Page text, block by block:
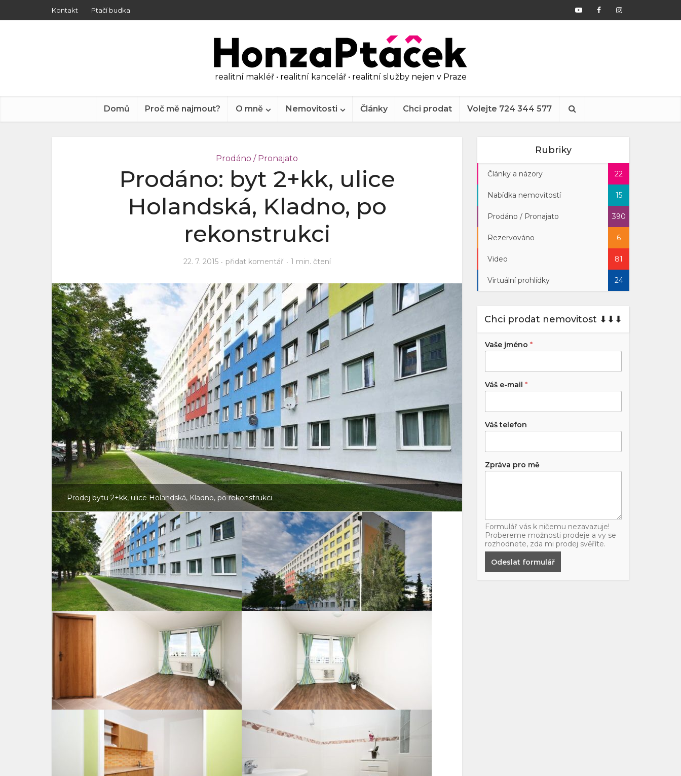
Kontakt Ptačí budka
realitní makléř • realitní kancelář • realitní služby nejen v Praze
Domů Proč mě najmout? O mně Nemovitosti Články Chci prodat Volejte 724 344 577
Prodáno / Pronajato
Prodáno: byt 2+kk, ulice
Holandská, Kladno, po
rekonstrukci
22. 7. 2015 přidat komentář 1 min. čtení
Prodej bytu 2+kk, ulice Holandská, Kladno, po rekonstrukci
Rubriky
Články a názory 22
Nabídka nemovitostí 15
Prodáno / Pronajato 390
Rezervováno 6
Video 81
Virtuální prohlídky 24
Chci prodat nemovitost ⬇︎⬇︎⬇︎
Vaše jméno *
Váš e-mail *
Váš telefon
Zpráva pro mě
Formulář vás k ničemu nezavazuje!
Probereme možnosti prodeje a vy se
rozhodnete, zda mi prodej svěříte.
Odeslat formulář